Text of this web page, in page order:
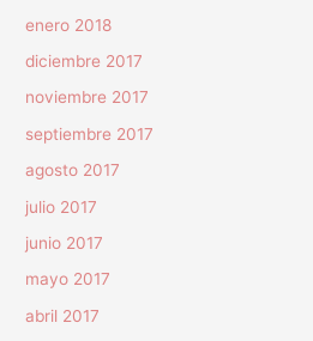
enero 2018
diciembre 2017
noviembre 2017
septiembre 2017
agosto 2017
julio 2017
junio 2017
mayo 2017
abril 2017